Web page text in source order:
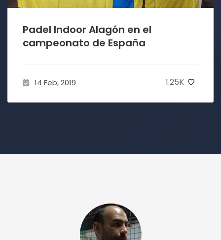
Padel Indoor Alagón en el
campeonato de España
14 Feb, 2019 1.25K